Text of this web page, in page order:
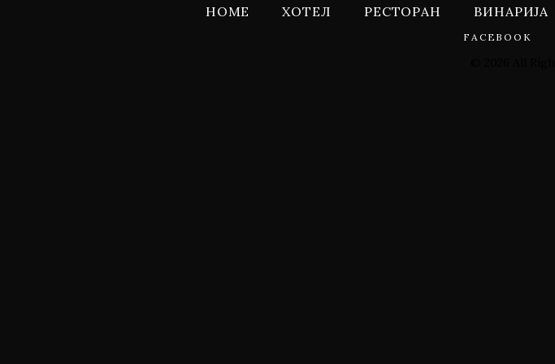
HOME ХОТЕЛ РЕСТОРАН ВИНАРИЈА
FACEBOOK